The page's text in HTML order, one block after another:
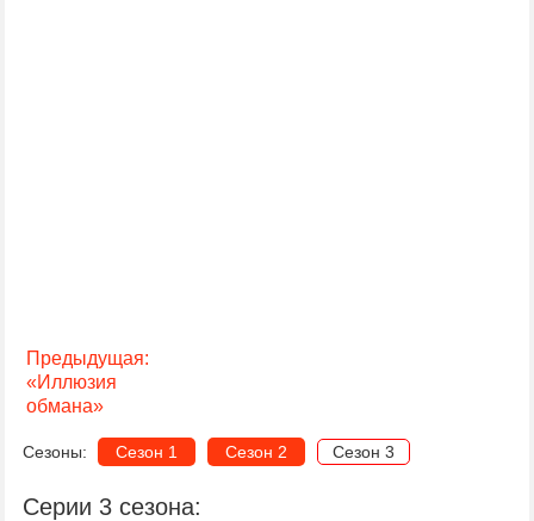
Предыдущая:
«Иллюзия
обмана»
Сезоны: Сезон 1 Сезон 2 Сезон 3
Серии 3 сезона: